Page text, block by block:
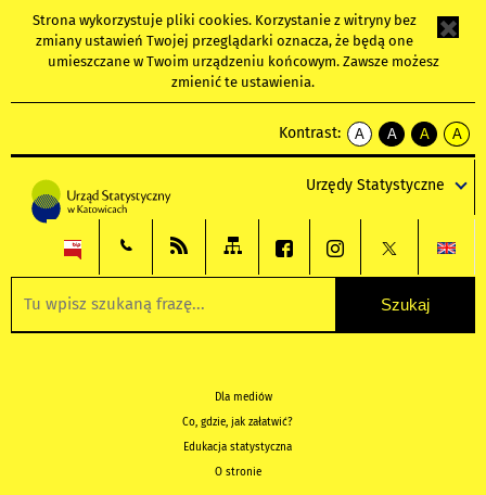
Strona wykorzystuje pliki cookies. Korzystanie z witryny bez
zmiany ustawień Twojej przeglądarki oznacza, że będą one
umieszczane w Twoim urządzeniu końcowym. Zawsze możesz
zmienić te ustawienia.
Kontrast:
A
kontrast
A
kontrast
tekst
czarnym
A
kontrast
tekst
czarnym
A
tekst
żółtym
Urzędy Statystyczne
Dla mediów
Co, gdzie, jak załatwić?
Edukacja statystyczna
O stronie